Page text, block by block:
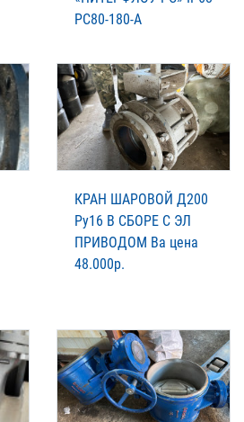
РС80-180-А
КРАН ШАРОВОЙ Д200
Ру16 В СБОРЕ С ЭЛ
ПРИВОДОМ Ва цена
48.000р.